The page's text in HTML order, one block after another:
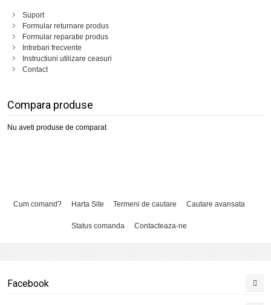
Suport
Formular returnare produs
Formular reparatie produs
Intrebari frecvente
Instructiuni utilizare ceasuri
Contact
Compara produse
Nu aveti produse de comparat
Cum comand? Harta Site Termeni de cautare Cautare avansata
Status comanda Contacteaza-ne
Facebook